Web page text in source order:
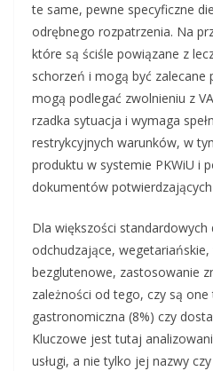
te same, pewne specyficzne
odrębnego rozpatrzenia. Na
które są ściśle powiązane z
schorzeń i mogą być zalecane
mogą podlegać zwolnieniu z
rzadka sytuacja i wymaga
restrykcyjnych warunków, w
produktu w systemie PKWiU i
dokumentów
Dla większości
odchudzające,
bezglutenowe, zastosowanie
zależności od tego, czy są
gastronomiczna (8%) czy
Kluczowe jest tutaj
usługi, a nie tylko jej nazwy